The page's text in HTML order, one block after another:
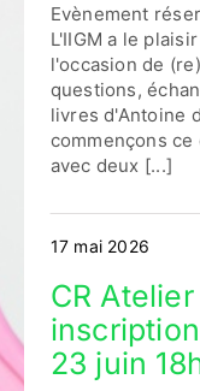
Evènement
L'IIGM a le
l'occasion de
questions,
livres d'Antoine
commençons
avec deux [...]
17 mai 2026
CR
23 juin